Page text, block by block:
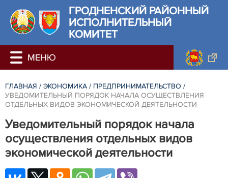
ГРОДНЕНСКИЙ РАЙОННЫЙ
ИСПОЛНИТЕЛЬНЫЙ
КОМИТЕТ
ГЛАВНАЯ / ЭКОНОМИКА / ПРЕДПРИНИМАТЕЛЬСТВО /
УВЕДОМИТЕЛЬНЫЙ ПОРЯДОК НАЧАЛА ОСУЩЕСТВЛЕНИЯ
ОТДЕЛЬНЫХ ВИДОВ ЭКОНОМИЧЕСКОЙ ДЕЯТЕЛЬНОСТИ
Уведомительный порядок начала
осуществления отдельных видов
экономической деятельности